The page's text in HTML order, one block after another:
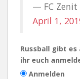
— FC Zenit
April 1,
Russball gibt
ihr euch
Anmelden